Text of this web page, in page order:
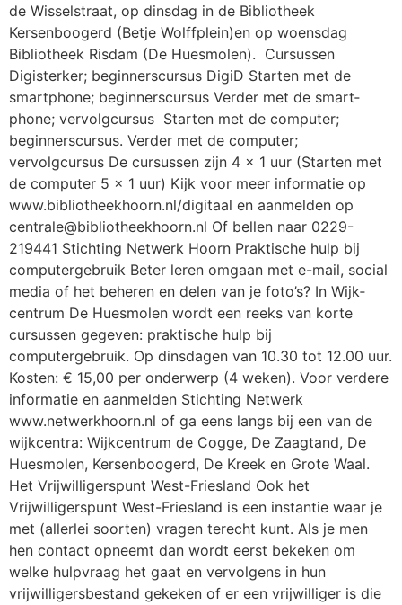
de Wisselstraat, op dinsdag in de Bibliotheek
Kersenboogerd (Betje Wolffplein)en op woensdag
Bibliotheek Risdam (De Huesmolen). Cursussen
Digisterker; beginners­cursus DigiD Starten met de
smart­phone; beginners­cursus Verder met de smart­
phone; vervolg­cursus Starten met de computer;
beginners­cursus. Verder met de computer;
vervolgcursus De cursussen zijn 4 x 1 uur (Starten met
de computer 5 x 1 uur) Kijk voor meer informatie op
www.bibliotheekhoorn.nl/digitaal en aanmelden op
centrale@bibliotheekhoorn.nl Of bellen naar 0229-
219441 Stichting Netwerk Hoorn Praktische hulp bij
computergebruik Beter leren omgaan met e-mail, social
media of het beheren en delen van je foto’s? In Wijk­
centrum De Huesmolen wordt een reeks van korte
cursussen gegeven: praktische hulp bij
computergebruik. Op dinsdagen van 10.30 tot 12.00 uur.
Kosten: € 15,00 per onderwerp (4 weken). Voor verdere
informatie en aanmelden Stichting Netwerk
www.netwerkhoorn.nl of ga eens langs bij een van de
wijkcentra: Wijkcentrum de Cogge, De Zaagtand, De
Huesmolen, Kersenboogerd, De Kreek en Grote Waal.
Het Vrijwilligerspunt West-Friesland Ook het
Vrijwilligerspunt West-Friesland is een instantie waar je
met (allerlei soorten) vragen terecht kunt. Als je men
hen contact opneemt dan wordt eerst bekeken om
welke hulpvraag het gaat en vervolgens in hun
vrijwilligersbestand gekeken of er een vrij­williger is die